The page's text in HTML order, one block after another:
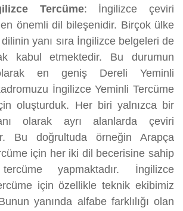
Tercüme: İngilizce çeviri
önemli dil bileşenidir. Birçok ülke
yanı sıra İngilizce belgeleri de
kabul etmektedir. Bu durumun
en geniş Dereli Yeminli
İngilizce Yeminli Tercüme
oluşturduk. Her biri yalnızca bir
olarak ayrı alanlarda çeviri
Bu doğrultuda örneğin Arapça
için her iki dil becerisine sahip
yapmaktadır. İngilizce
için özellikle teknik ekibimiz
yanında alfabe farklılığı olan